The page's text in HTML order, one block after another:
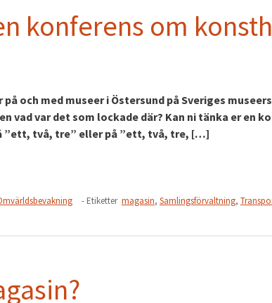
konferens om
och med museer i Östersund på Sveriges
vad var det som lockade där? Kan ni tänka er en
”ett, två, tre” eller på ”ett, två, tre, […]
- Etiketter magasin, Samlingsförvaltning,